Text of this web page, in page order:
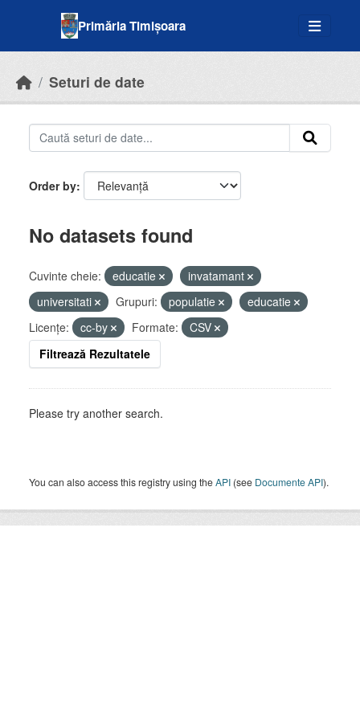
Primăria Timișoara
Seturi de date
Order by
No datasets found
Cuvinte cheie: educatie
invatamant
universitati
Grupuri: populatie
educatie
Licenţe:
cc-by Formate:
CSV
Filtrează Rezultatele
Please try another search.
You can also access this registry using theAPI (see Documente API).